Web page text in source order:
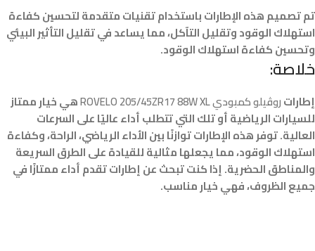
تم تصميم هذه الإطارات باستخدام تقنيات متقدمة لتحسين كفاءة
استهلاك الوقود وتقليل التآكل، مما يساعد في تقليل التأثير البيئي
وتحسين كفاءة استهلاك الوقود.
خلاصة:
إطاراتروڤيلو كمبودي ROVELO 205/45ZR17 88W XL
هي خيار ممتاز
للسيارات الرياضية أو تلك التي تتطلب أداء عاليًا على السرعات
العالية. توفر هذه الإطارات توازنًا بين الأداء الرياضي، الراحة، وكفاءة
استهلاك الوقود، مما يجعلها مثالية للقيادة على الطرق السريعة
والمناطق الحضرية. إذا كنت تبحث عن إطارات تقدم أداء ممتازًا في
جميع الظروف، فهي خيار مناسب.